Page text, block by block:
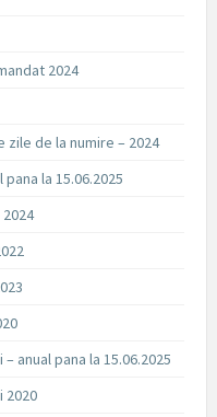
2024
zile de la numire – 2024
la 15.06.2025
anual pana la 15.06.2025
2020